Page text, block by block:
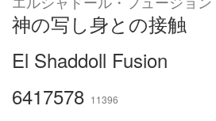
神の写し身との接触
El Shaddoll Fusion
6417578 11396